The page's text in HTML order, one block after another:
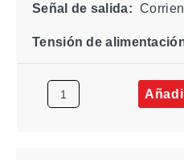
Señal de salida:
Tensión de